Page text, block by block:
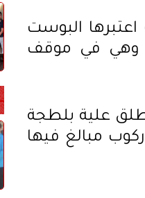
البوست
وهي في موقف
علية بلطجة
مبالغ فيها